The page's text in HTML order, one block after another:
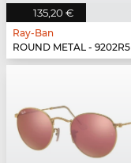
135,20 €
Ray-Ban
ROUND METAL - 9202R5